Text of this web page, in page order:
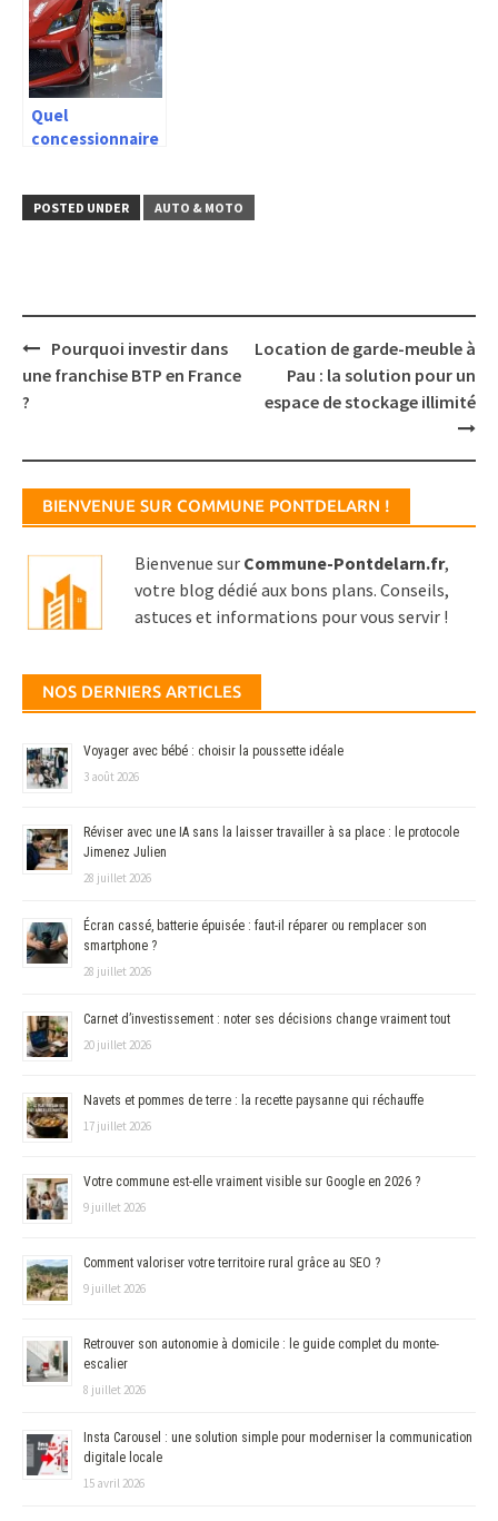
Quel
concessionnaire
Ferrari ?
POSTED UNDER AUTO & MOTO
Post
navigation
Pourquoi investir dans
une franchise BTP en France
?
Location de garde-meuble à
Pau : la solution pour un
espace de stockage illimité
BIENVENUE SUR COMMUNE PONTDELARN !
Bienvenue sur Commune-Pontdelarn.fr,
votre blog dédié aux bons plans. Conseils,
astuces et informations pour vous servir !
NOS DERNIERS ARTICLES
Voyager avec bébé : choisir la poussette idéale
3 août 2026
Réviser avec une IA sans la laisser travailler à sa place : le protocole
Jimenez Julien
28 juillet 2026
Écran cassé, batterie épuisée : faut-il réparer ou remplacer son
smartphone ?
28 juillet 2026
Carnet d’investissement : noter ses décisions change vraiment tout
20 juillet 2026
Navets et pommes de terre : la recette paysanne qui réchauffe
17 juillet 2026
Votre commune est-elle vraiment visible sur Google en 2026 ?
9 juillet 2026
Comment valoriser votre territoire rural grâce au SEO ?
9 juillet 2026
Retrouver son autonomie à domicile : le guide complet du monte-
escalier
8 juillet 2026
Insta Carousel : une solution simple pour moderniser la communication
digitale locale
15 avril 2026